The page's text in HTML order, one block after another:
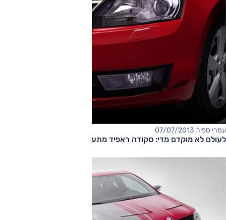
עמרי ספיר, 07/07/2013
לעולם לא מוקדם מדי: סקודה ראפיד מתעדכנת